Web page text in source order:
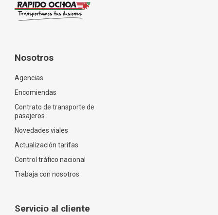
Nosotros
Agencias
Encomiendas
Contrato de transporte de
pasajeros
Novedades viales
Actualización tarifas
Control tráfico nacional
Trabaja con nosotros
Servicio al cliente